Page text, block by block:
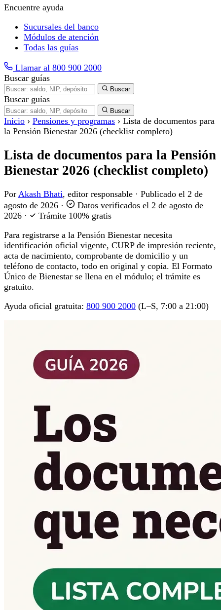
Encuentre ayuda
Sucursales del banco
Módulos de atención
Todas las guías
Llamar al 800 900 2000
Buscar guías
Buscar
Buscar guías
Buscar
Inicio › Pensiones y programas › Lista de documentos para
la Pensión Bienestar 2026 (checklist completo)
Lista de documentos para la Pensión
Bienestar 2026 (checklist completo)
Por Akash Bhati, editor responsable · Publicado el 2 de
agosto de 2026 · Datos verificados el 2 de agosto de
2026 ·
Trámite 100% gratis
Para registrarse a la Pensión Bienestar necesita
identificación oficial vigente, CURP de impresión reciente,
acta de nacimiento, comprobante de domicilio y un
teléfono de contacto, todo en original y copia. El Formato
Único de Bienestar se llena en el módulo; el trámite es
gratuito.
Ayuda oficial gratuita: 800 900 2000 (L–S, 7:00 a 21:00)